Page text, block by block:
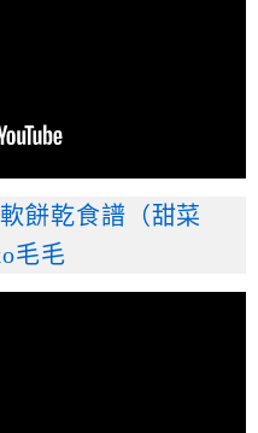
餅乾食譜（甜菜
毛毛